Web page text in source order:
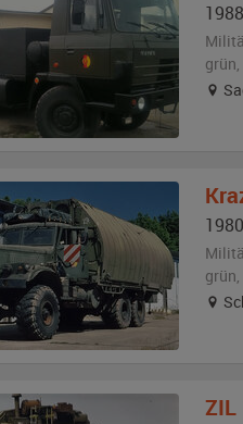
1988
grün
1980
grün
ZIL